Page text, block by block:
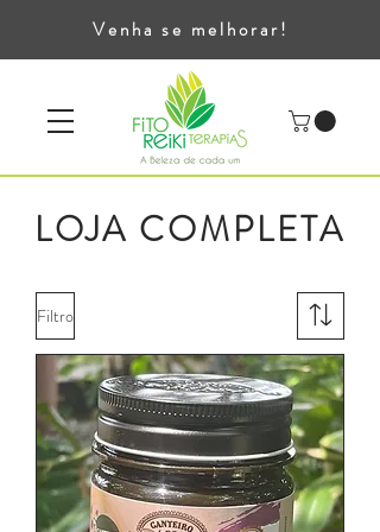
Venha se melhorar!
LOJA COMPLETA
Filtro